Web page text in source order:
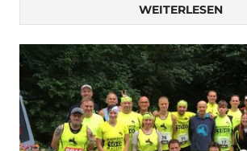
WEITERLESEN